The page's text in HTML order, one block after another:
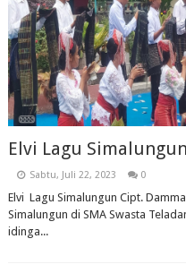
Elvi Lagu
Sabtu, Juli 22, 2023 0
Elvi Lagu Simalungun Cipt.
Simalungun di SMA Swasta
idinga...